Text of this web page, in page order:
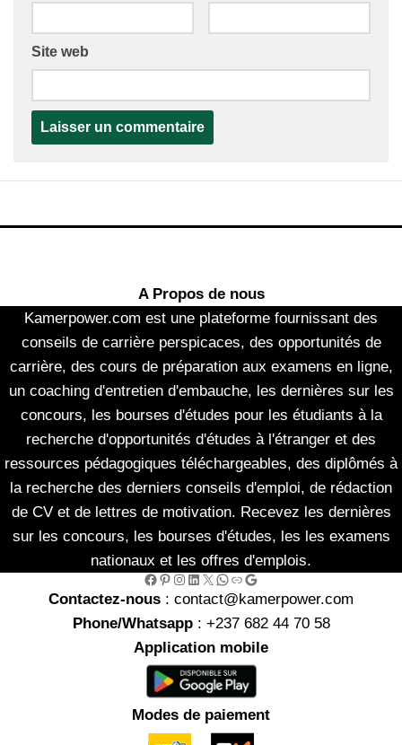
Site web
A Propos de nous
Kamerpower.com est une plateforme fournissant des
conseils de carrière perspicaces, des opportunités de
carrière, des cours de préparation aux examens en ligne,
un coaching d'entretien d'embauche, les dernières sur les
concours, les bourses d'études pour les étudiants à la
recherche d'opportunités d'études à l'étranger et des
ressources pédagogiques téléchargeables, des diplômés à
la recherche des derniers conseils d'emploi, de rédaction
de CV et de lettres de motivation. Recevez les dernières
sur les concours, les bourses d'études, les les examens
nationaux et les offres d'emplois.
Facebook Pinterest Instagram LinkedIn X WhatsApp Link Google
Contactez-nous : contact@kamerpower.com
Phone/Whatsapp: +237 682 44 70 58
Application mobile
Modes de paiement